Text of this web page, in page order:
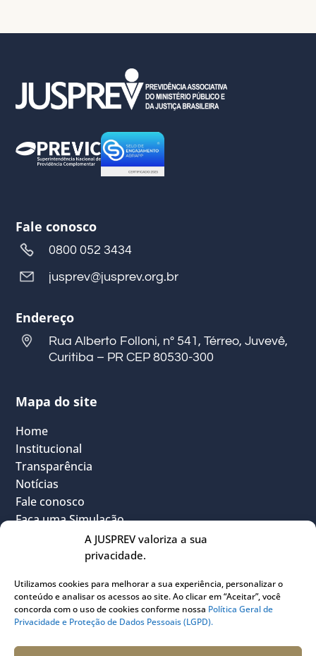
A JUSPREV valoriza a sua
privacidade.
Utilizamos cookies para melhorar a sua experiência, personalizar o
conteúdo e analisar os acessos ao site. Ao clicar em “Aceitar”, você
concorda com o uso de cookies conforme nossa Política Geral de
Privacidade e Proteção de Dados Pessoais (LGPD).
Fale conosco
0800 052 3434
jusprev@jusprev.org.br
Endereço
Rua Alberto Folloni, nº 541, Térreo, Juvevê,
Curitiba – PR CEP 80530-300
Mapa do site
Home
Institucional
Transparência
Notícias
Fale conosco
Faça uma Simulação
Sou Participante
Sou Instituidora
Conheça o PLANJUS
Quem pode participar